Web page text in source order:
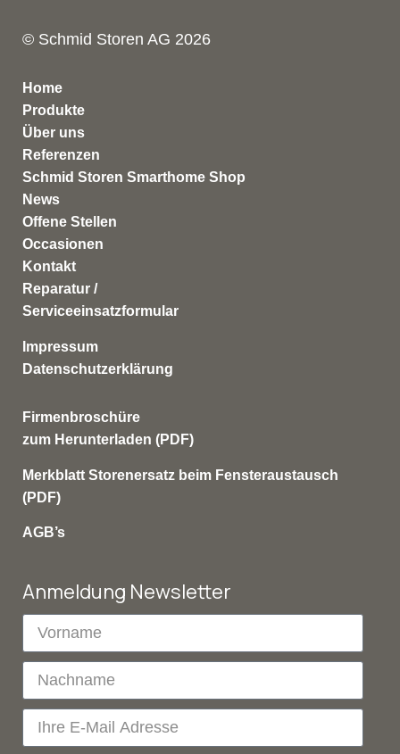
© Schmid Storen AG 2026
Home
Produkte
Über uns
Referenzen
Schmid Storen Smarthome Shop
News
Offene Stellen
Occasionen
Kontakt
Reparatur /
Serviceeinsatzformular
Impressum
Datenschutzerklärung
Firmenbroschüre
zum Herunterladen (PDF)
Merkblatt Storenersatz beim Fensteraustausch
(PDF)
AGB’s
Anmeldung Newsletter